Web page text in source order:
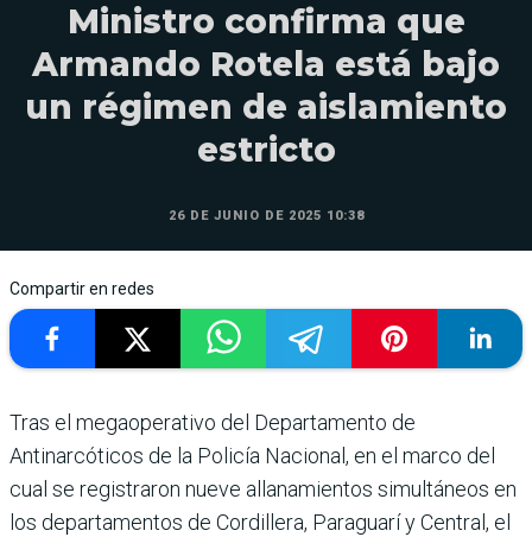
Ministro confirma que
Armando Rotela está bajo
un régimen de aislamiento
estricto
26 DE JUNIO DE 2025 10:38
Compartir en redes
Tras el megaoperativo del Departamento de
Antinarcóticos de la Policía Nacional, en el marco del
cual se registraron nueve allanamientos simultáneos en
los departamentos de Cordillera, Paraguarí y Central, el